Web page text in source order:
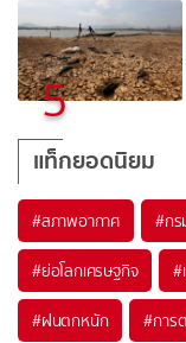
5
แท็กยอดนิยม
#สภาพอากาศ #ก
#ย่อโลกเศรษฐกิจ #
#ฝนตกหนัก #การ